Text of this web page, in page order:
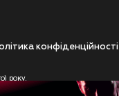
конфiденцiйностi
року.
що досяг 21-річного віку.